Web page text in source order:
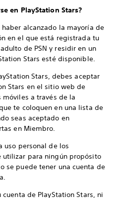
en PlayStation Stars?
alcanzado la mayoría de
en el que está registrada tu
de PSN y residir en un
Stars esté disponible.
Stars, debes aceptar
Stars en el sitio web de
móviles a través de la
te coloquen en una lista de
seas aceptado en
en Miembro.
uso personal de los
utilizar para ningún propósito
se puede tener una cuenta de
de PlayStation Stars, ni